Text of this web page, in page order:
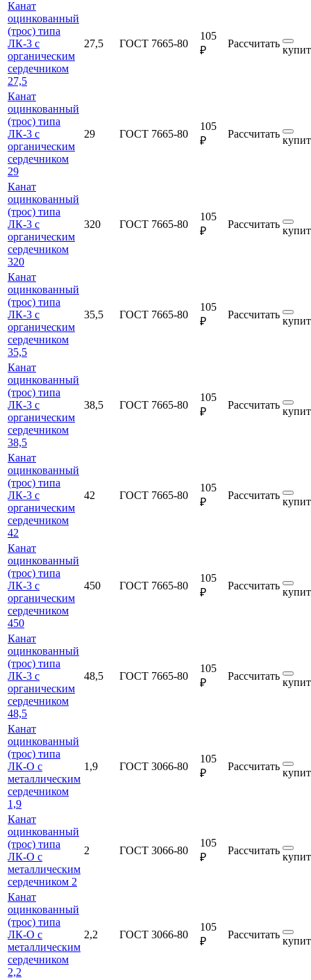
Канат
оцинкованный
(трос) типа
ЛК-3 с
органическим
сердечником
27,5
27,5 ГОСТ 7665-80
105
₽
Рассчитать
Канат
оцинкованный
(трос) типа
ЛК-3 с
органическим
сердечником
29
29 ГОСТ 7665-80
105
₽
Рассчитать
Канат
оцинкованный
(трос) типа
ЛК-3 с
органическим
сердечником
320
320 ГОСТ 7665-80
105
₽
Рассчитать
Канат
оцинкованный
(трос) типа
ЛК-3 с
органическим
сердечником
35,5
35,5 ГОСТ 7665-80
105
₽
Рассчитать
Канат
оцинкованный
(трос) типа
ЛК-3 с
органическим
сердечником
38,5
38,5 ГОСТ 7665-80
105
₽
Рассчитать
Канат
оцинкованный
(трос) типа
ЛК-3 с
органическим
сердечником
42
42 ГОСТ 7665-80
105
₽
Рассчитать
Канат
оцинкованный
(трос) типа
ЛК-3 с
органическим
сердечником
450
450 ГОСТ 7665-80
105
₽
Рассчитать
Канат
оцинкованный
(трос) типа
ЛК-3 с
органическим
сердечником
48,5
48,5 ГОСТ 7665-80
105
₽
Рассчитать
Канат
оцинкованный
(трос) типа
ЛК-О с
металлическим
сердечником
1,9
1,9 ГОСТ 3066-80
105
₽
Рассчитать
Канат
оцинкованный
(трос) типа
ЛК-О с
металлическим
сердечником 2
2 ГОСТ 3066-80
105
₽
Рассчитать
Канат
оцинкованный
(трос) типа
ЛК-О с
металлическим
сердечником
2,2
2,2 ГОСТ 3066-80
105
₽
Рассчитать